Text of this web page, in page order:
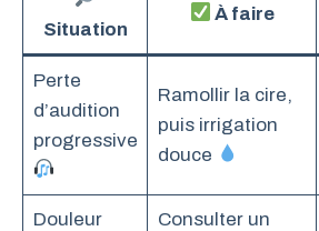
Situation
À faire
Perte
d’audition
progressive
Ramollir la cire,
puis irrigation
douce
Douleur Consulter un